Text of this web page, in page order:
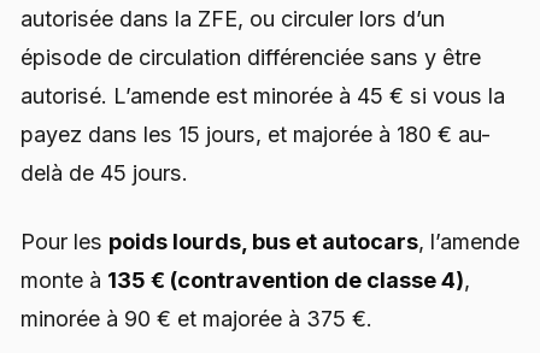
autorisée dans la ZFE, ou circuler lors d’un
épisode de circulation différenciée sans y être
autorisé. L’amende est minorée à 45 € si vous la
payez dans les 15 jours, et majorée à 180 € au-
delà de 45 jours.
Pour les poids lourds, bus et autocars, l’amende
monte à 135 € (contravention de classe 4),
minorée à 90 € et majorée à 375 €.